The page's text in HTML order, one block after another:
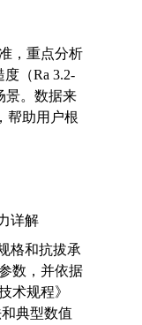
，重点分析
（Ra 3.2-
景。数据来
帮助用户根
详解
格和抗拔承
数，并依据
术规程》
典型数值